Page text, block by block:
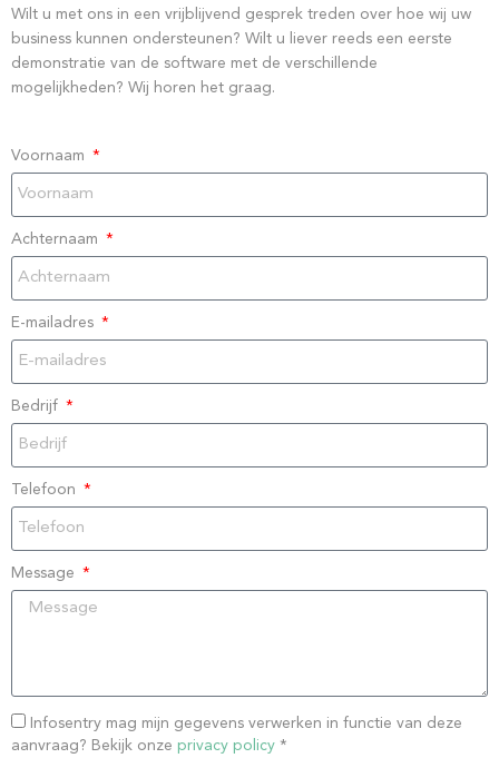
Wilt u met ons in een vrijblijvend gesprek treden over hoe wij uw
business kunnen ondersteunen? Wilt u liever reeds een eerste
demonstratie van de software met de verschillende
mogelijkheden? Wij horen het graag.
Voornaam
Achternaam
E-mailadres
Bedrijf
Telefoon
Message
Infosentry mag mijn gegevens verwerken in functie van deze
aanvraag? Bekijk onze privacy policy *